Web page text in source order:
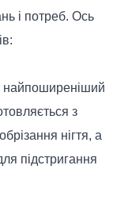
і потреб. Ось
найпоширеніший
з
нігтя, а
підстригання